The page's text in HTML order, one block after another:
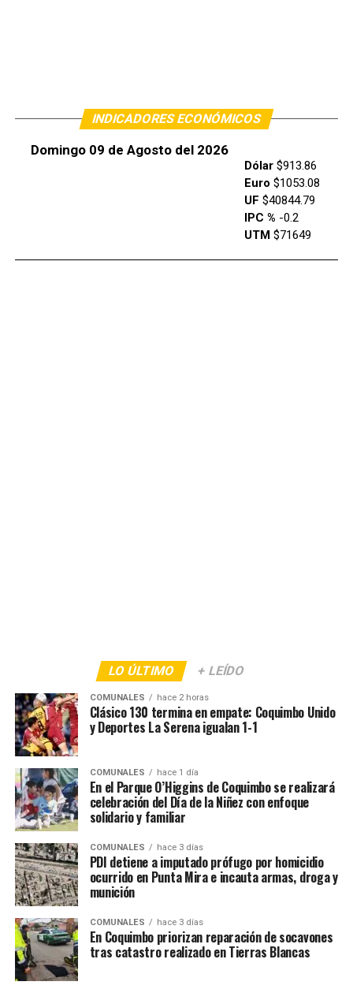
INDICADORES ECONÓMICOS
Domingo 09 de Agosto del 2026
Dólar$913.86
Euro $1053.08
UF $40844.79
IPC % -0.2
UTM$71649
LO ÚLTIMO + LEÍDO
COMUNALES hace 2 horas
Clásico 130 termina en empate: Coquimbo Unido
y Deportes La Serena igualan 1-1
COMUNALES hace 1 día
En el Parque O’Higgins de Coquimbo se realizará
celebración del Día de la Niñez con enfoque
solidario y familiar
COMUNALES hace 3 días
PDI detiene a imputado prófugo por homicidio
ocurrido en Punta Mira e incauta armas, droga y
munición
COMUNALES hace 3 días
En Coquimbo priorizan reparación de socavones
tras catastro realizado en Tierras Blancas